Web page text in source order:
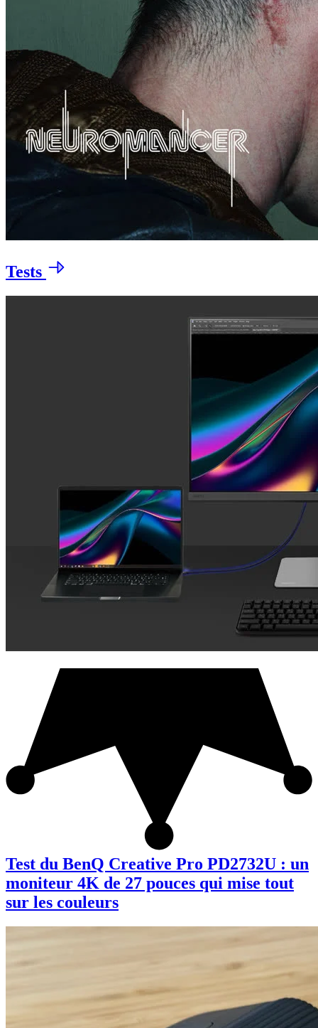
Tests
Test du BenQ Creative Pro PD2732U : un
moniteur 4K de 27 pouces qui mise tout
sur les couleurs